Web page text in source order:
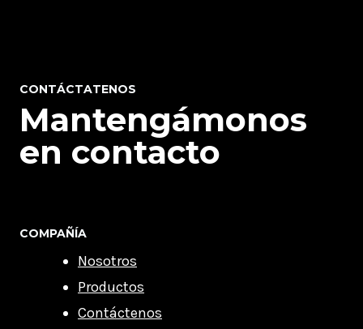
CONTÁCTATENOS
Mantengámonos
en contacto
COMPAÑÍA
Nosotros
Productos
Contáctenos